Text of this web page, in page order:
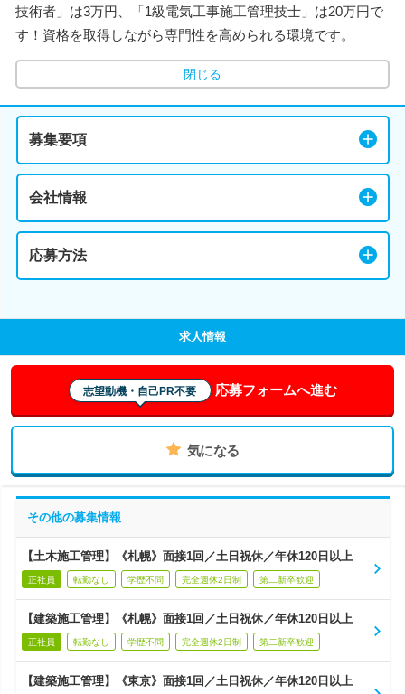
技術者」は3万円、「1級電気工事施工管理技士」は20万円で
す！資格を取得しながら専門性を高められる環境です。
閉じる
募集要項
会社情報
応募方法
求人情報
志望動機・自己PR不要 応募フォームへ進む
気になる
その他の募集情報
【土木施工管理】《札幌》面接1回／土日祝休／年休120日以上
正社員 転勤なし 学歴不問 完全週休2日制 第二新卒歓迎
【建築施工管理】《札幌》面接1回／土日祝休／年休120日以上
正社員 転勤なし 学歴不問 完全週休2日制 第二新卒歓迎
【建築施工管理】《東京》面接1回／土日祝休／年休120日以上